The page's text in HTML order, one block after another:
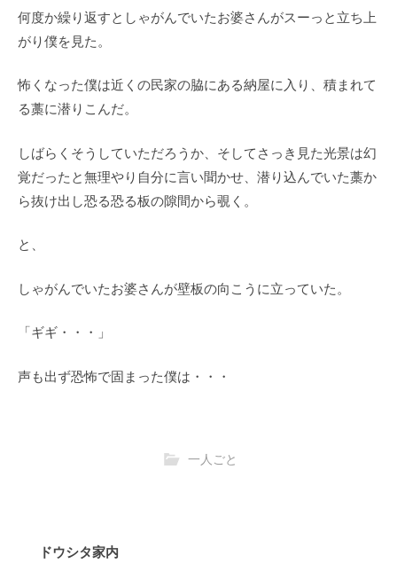
何度か繰り返すとしゃがんでいたお婆さんがスーっと立ち上
がり僕を見た。
怖くなった僕は近くの民家の脇にある納屋に入り、積まれて
る藁に潜りこんだ。
しばらくそうしていただろうか、そしてさっき見た光景は幻
覚だったと無理やり自分に言い聞かせ、潜り込んでいた藁か
ら抜け出し恐る恐る板の隙間から覗く。
と、
しゃがんでいたお婆さんが壁板の向こうに立っていた。
「ギギ・・・」
声も出ず恐怖で固まった僕は・・・
一人ごと
ドウシタ家内